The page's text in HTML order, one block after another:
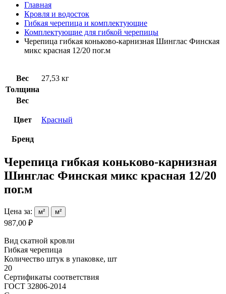
Главная
Кровля и водосток
Гибкая черепица и комплектующие
Комплектующие для гибкой черепицы
Черепица гибкая коньково-карнизная Шинглас Финская
микс красная 12/20 пог.м
Вес
27,53 кг
Толщина
Вес
Цвет Красный
Бренд
Черепица гибкая коньково-карнизная
Шинглас Финская микс красная 12/20
пог.м
Цена за: м² м²
987,00 ₽
Вид скатной кровли
Гибкая черепица
Количество штук в упаковке, шт
20
Сертификаты соответствия
ГОСТ 32806-2014